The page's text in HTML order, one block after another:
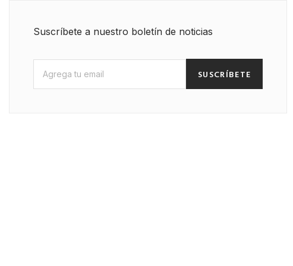
Suscríbete a nuestro boletín de noticias
SUSCRÍBETE